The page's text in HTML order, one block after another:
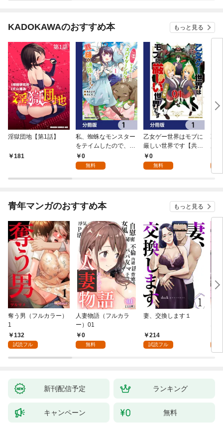
1
KADOKAWAのおすすめ本 もっと見る
淫獄団地【第1話】
181
私、蜘蛛なモンスター
をテイムしたので、ス
パイダーシルクで裁縫
を頑張ります！【分冊
0
無料
乙女ゲー世界はモブに
厳しい世界です【共和
国編】【分冊版】 1
0
無料
乙
青年マンガのおすすめ本 もっと見る
奪う男（フルカラー）
1
132
試読フル
人妻物語（フルカラ
ー）01
0
無料
妻、交換します１
214
試読フル
な
新刊配信予定 ランキング
キャンペーン 無料